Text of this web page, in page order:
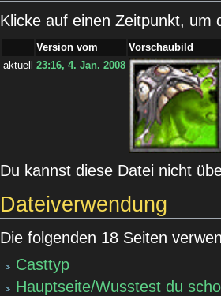
Klicke auf einen Zeitpunkt, um
Version vom
Vorschaubild
aktuell
23:16, 4. Jan. 2008
Du kannst diese Datei nicht
Dateiverwendung
Die folgenden 18 Seiten
Casttyp
Hauptseite/Wusstest du